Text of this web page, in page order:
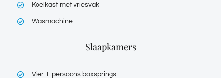
Koelkast met vriesvak
Wasmachine
Slaapkamers
Vier 1-persoons boxsprings